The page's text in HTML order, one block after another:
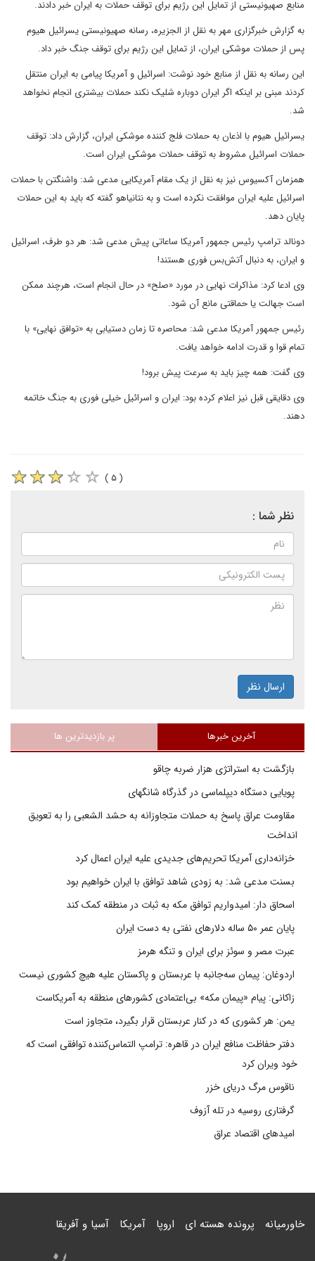
منابع صهیونیستی از تمایل این رژیم برای توقف حملات به ایران خبر دادند.
به گزارش خبرگزاری مهر به نقل از الجزیره، رسانه صهیونیستی یسرائیل هیوم
پس از حملات موشکی ایران، از تمایل این رژیم برای توقف جنگ خبر داد.
این رسانه به نقل از منابع خود نوشت: اسرائیل و آمریکا پیامی به ایران منتقل
کردند مبنی بر اینکه اگر ایران دوباره شلیک نکند حملات بیشتری انجام نخواهد
شد.
یسرائیل هیوم با اذعان به حملات فلج کننده موشکی ایران، گزارش داد: توقف
حملات اسرائیل مشروط به توقف حملات موشکی ایران است.
همزمان آکسیوس نیز به نقل از یک مقام آمریکایی مدعی شد: واشنگتن با حملات
اسرائیل علیه ایران موافقت نکرده است و به نتانیاهو گفته که باید به این حملات
پایان دهد.
دونالد ترامپ رئیس جمهور آمریکا ساعاتی پیش مدعی شد: هر دو طرف، اسرائیل
و ایران، به دنبال آتش‌بس فوری هستند!
وی ادعا کرد: مذاکرات نهایی در مورد «صلح» در حال انجام است، هرچند ممکن
است جهالت یا حماقتی مانع آن شود.
رئیس جمهور آمریکا مدعی شد: محاصره تا زمان دستیابی به «توافق نهایی» با
تمام قوا و قدرت ادامه خواهد یافت.
وی گفت: همه چیز باید به سرعت پیش برود!
وی دقایقی قبل نیز اعلام کرده بود: ایران و اسرائیل خیلی فوری به جنگ خاتمه
دهند.
( ۵ )
نظر شما :
ارسال نظر
آخرین خبرها پر بازدیدترین ها
بازگشت به استراتژی هزار ضربه چاقو
پویایی دستگاه دیپلماسی در گذرگاه شانگهای
مقاومت عراق پاسخ به حملات متجاوزانه به حشد الشعبی را به تعویق
انداخت
خزانه‌داری آمریکا تحریم‌های جدیدی علیه ایران اعمال کرد
بسنت مدعی شد: به زودی شاهد توافق با ایران خواهیم بود
اسحاق دار: امیدواریم توافق مکه به ثبات در منطقه کمک کند
پایان عمر ۵۰ ساله دلارهای نفتی به دست ایران
عبرت مصر و سوئز برای ایران و تنگه هرمز
اردوغان: پیمان سه‌جانبه با عربستان و پاکستان علیه هیچ کشوری نیست
زاکانی: پیام «پیمان مکه» بی‌اعتمادی کشورهای منطقه به آمریکاست
یمن: هر کشوری که در کنار عربستان قرار بگیرد، متجاوز است
دفتر حفاظت منافع ایران در قاهره: ترامپ التماس‌کننده توافقی است که
خود ویران کرد
ناقوس مرگ دریای خزر
گرفتاری روسیه در تله آزوف
امیدهای اقتصاد عراق
خاورمیانه پرونده هسته ای اروپا آمریکا آسیا و آفریقا